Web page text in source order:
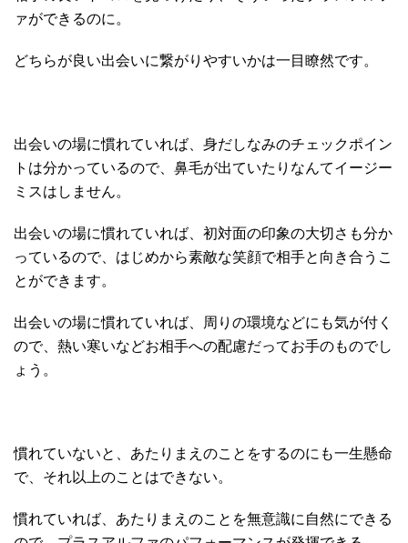
ァができるのに。
どちらが良い出会いに繋がりやすいかは一目瞭然です。
出会いの場に慣れていれば、身だしなみのチェックポイン
トは分かっているので、鼻毛が出ていたりなんてイージー
ミスはしません。
出会いの場に慣れていれば、初対面の印象の大切さも分か
っているので、はじめから素敵な笑顔で相手と向き合うこ
とができます。
出会いの場に慣れていれば、周りの環境などにも気が付く
ので、熱い寒いなどお相手への配慮だってお手のものでし
ょう。
慣れていないと、あたりまえのことをするのにも一生懸命
で、それ以上のことはできない。
慣れていれば、あたりまえのことを無意識に自然にできる